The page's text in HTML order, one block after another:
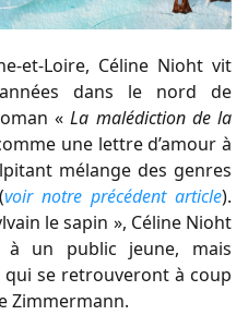
et-Loire, Céline Nioht vit
dans le nord de
«La malédiction de la
une lettre d’amour à
mélange des genres
voir notre précédent article).
le sapin », Céline Nioht
à un public jeune, mais
se retrouveront à coup
Zimmermann.